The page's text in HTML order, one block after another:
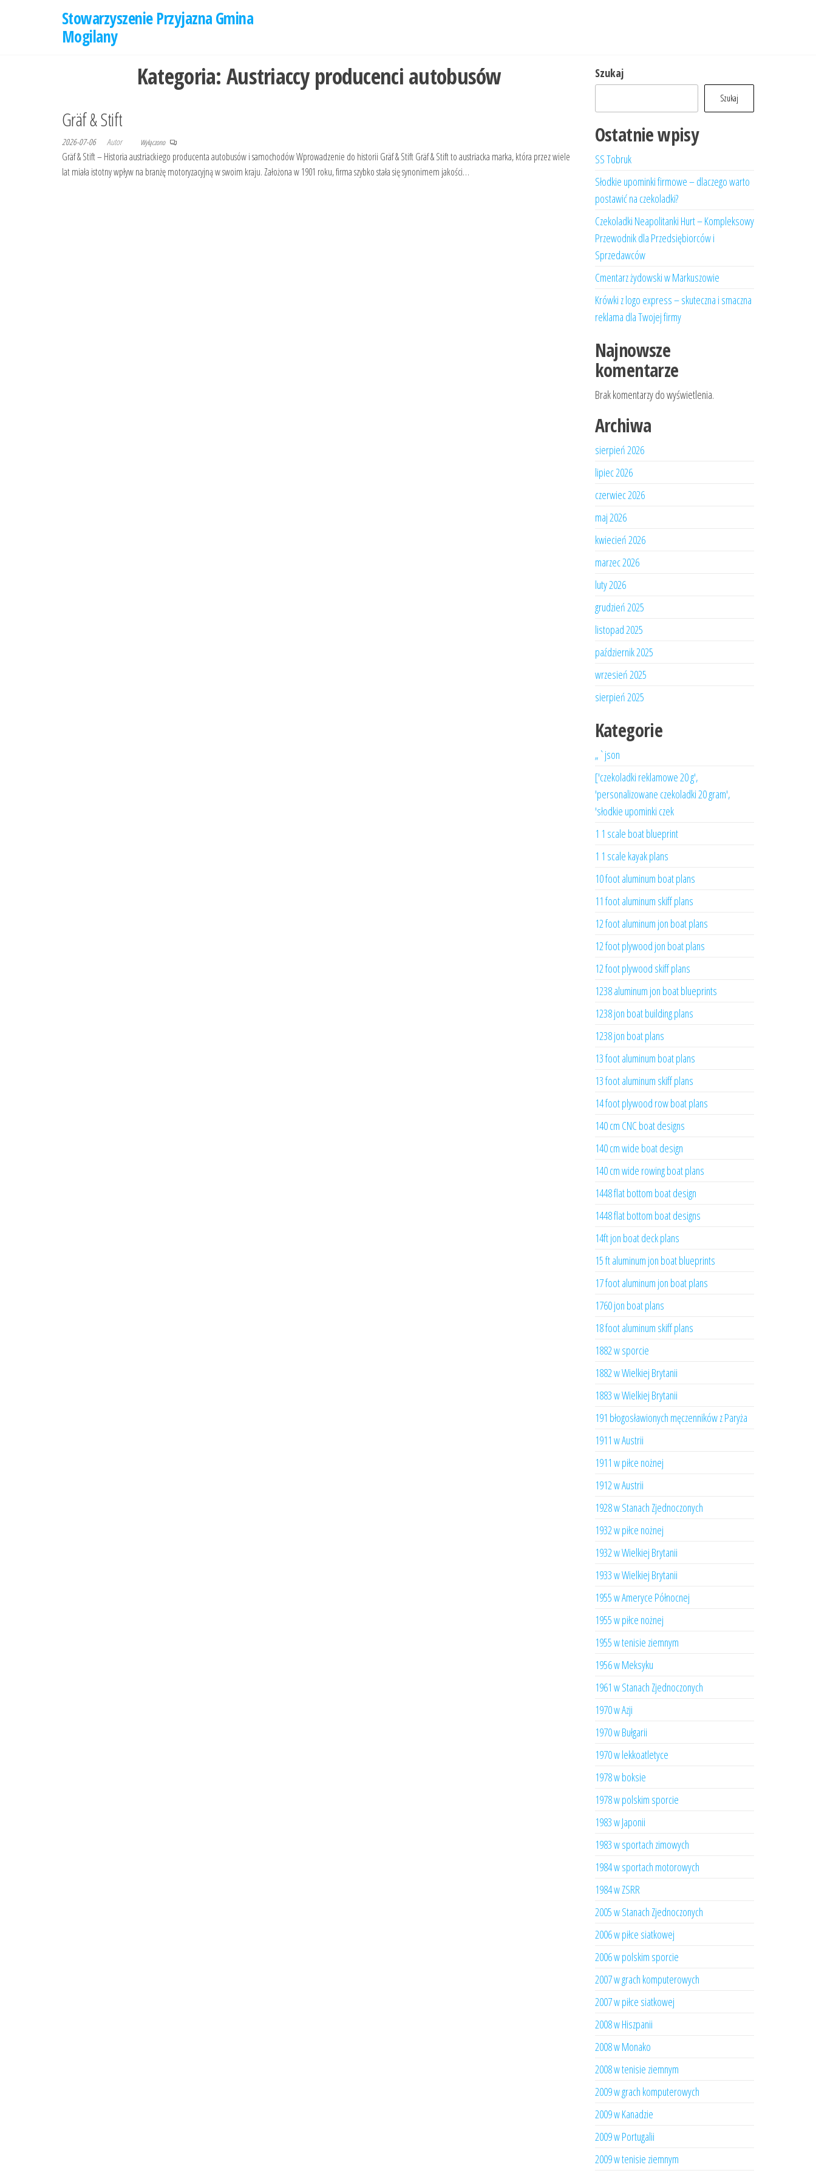
Stowarzyszenie Przyjazna Gmina
Mogilany
Kategoria: Austriaccy producenci autobusów
Gräf & Stift
2026-07-06 Autor Wyłączono
Gräf & Stift – Historia austriackiego producenta autobusów i samochodów Wprowadzenie do historii Gräf & Stift Gräf & Stift to austriacka marka, która przez wiele
lat miała istotny wpływ na branżę motoryzacyjną w swoim kraju. Założona w 1901 roku, firma szybko stała się synonimem jakości…
Szukaj
Szukaj
Ostatnie wpisy
SS Tobruk
Słodkie upominki firmowe – dlaczego warto
postawić na czekoladki?
Czekoladki Neapolitanki Hurt – Kompleksowy
Przewodnik dla Przedsiębiorców i
Sprzedawców
Cmentarz żydowski w Markuszowie
Krówki z logo express – skuteczna i smaczna
reklama dla Twojej firmy
Najnowsze
komentarze
Brak komentarzy do wyświetlenia.
Archiwa
sierpień 2026
lipiec 2026
czerwiec 2026
maj 2026
kwiecień 2026
marzec 2026
luty 2026
grudzień 2025
listopad 2025
październik 2025
wrzesień 2025
sierpień 2025
Kategorie
„`json
['czekoladki reklamowe 20 g',
'personalizowane czekoladki 20 gram',
'słodkie upominki czek
1 1 scale boat blueprint
1 1 scale kayak plans
10 foot aluminum boat plans
11 foot aluminum skiff plans
12 foot aluminum jon boat plans
12 foot plywood jon boat plans
12 foot plywood skiff plans
1238 aluminum jon boat blueprints
1238 jon boat building plans
1238 jon boat plans
13 foot aluminum boat plans
13 foot aluminum skiff plans
14 foot plywood row boat plans
140 cm CNC boat designs
140 cm wide boat design
140 cm wide rowing boat plans
1448 flat bottom boat design
1448 flat bottom boat designs
14ft jon boat deck plans
15 ft aluminum jon boat blueprints
17 foot aluminum jon boat plans
1760 jon boat plans
18 foot aluminum skiff plans
1882 w sporcie
1882 w Wielkiej Brytanii
1883 w Wielkiej Brytanii
191 błogosławionych męczenników z Paryża
1911 w Austrii
1911 w piłce nożnej
1912 w Austrii
1928 w Stanach Zjednoczonych
1932 w piłce nożnej
1932 w Wielkiej Brytanii
1933 w Wielkiej Brytanii
1955 w Ameryce Północnej
1955 w piłce nożnej
1955 w tenisie ziemnym
1956 w Meksyku
1961 w Stanach Zjednoczonych
1970 w Azji
1970 w Bułgarii
1970 w lekkoatletyce
1978 w boksie
1978 w polskim sporcie
1983 w Japonii
1983 w sportach zimowych
1984 w sportach motorowych
1984 w ZSRR
2005 w Stanach Zjednoczonych
2006 w piłce siatkowej
2006 w polskim sporcie
2007 w grach komputerowych
2007 w piłce siatkowej
2008 w Hiszpanii
2008 w Monako
2008 w tenisie ziemnym
2009 w grach komputerowych
2009 w Kanadzie
2009 w Portugalii
2009 w tenisie ziemnym